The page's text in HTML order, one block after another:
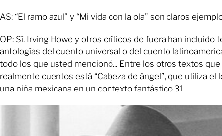
AS: “El ramo azul” y “Mi vida con la ola” son claros
OP: Sí. Irving Howe y otros críticos de fuera han incluido
antologías del cuento universal o del cuento
todo los que usted mencionó... Entre los otros textos que
realmente cuentos está “Cabeza de ángel”, que utiliza el
una niña mexicana en un contexto fantástico.31